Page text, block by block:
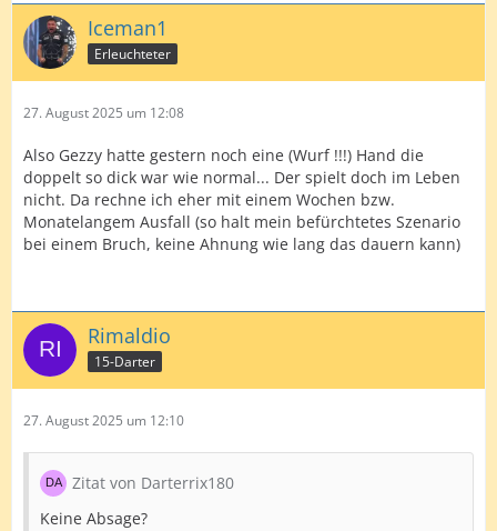
Iceman1
Erleuchteter
27. August 2025 um 12:08
Also Gezzy hatte gestern noch eine (Wurf !!!) Hand die
doppelt so dick war wie normal... Der spielt doch im Leben
nicht. Da rechne ich eher mit einem Wochen bzw.
Monatelangem Ausfall (so halt mein befürchtetes Szenario
bei einem Bruch, keine Ahnung wie lang das dauern kann)
Rimaldio
15-Darter
27. August 2025 um 12:10
Zitat von Darterrix180
Keine Absage?